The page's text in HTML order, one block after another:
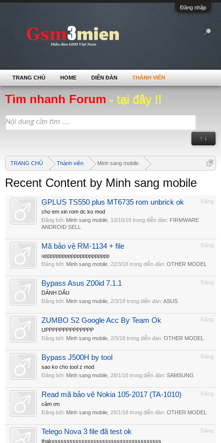
Đăng nhập
Tìm nhanh Forum - tại đây !!
↑ ↓
TRANG CHỦ Thành viên Minh sang mobile
Recent Content by Minh sang mobile
Đăng
GPLUS TS550 plus MT6735 rom unbrick ok
cho em xin rom dc ko mod
Đăng bởi: Minh sang mobile 10/10/19 trong diễn đàn: FIRMWARE
ANDROID SELL
Đăng
Mã bảo vệ RM-1134 + file
upppppppppppppppppppppp
Đăng bởi: Minh sang mobile 22/3/18 trong diễn đàn: OTHER MODEL
Đăng
Bypass Asus Z00id 7.1.1
DÁNH DẤU
Đăng bởi: Minh sang mobile 2/3/18 trong diễn đàn: ASUS
Đăng
ZUMBO S2 Google Acc By Team Ok
UPPPPPPPPPPPPPP
Đăng bởi: Minh sang mobile 2/3/18 trong diễn đàn: OTHER MODEL
Đăng
Bypass J500H by tool
sao ko cho tool z mod
Đăng bởi: Minh sang mobile 28/1/18 trong diễn đàn: SAMSUNG
Đăng
Read mã bảo vệ Nokia 105-2017 (TA-1010)
cảm ơn
Đăng bởi: Minh sang mobile 28/1/18 trong diễn đàn: OTHER MODEL
Đăng
Telego Nova 3 file đã test ok
thaksssssssssssssssssssssssssssssssssssss
TRANG CHỦ HOME DIỄN ĐÀN THÀNH VIÊN